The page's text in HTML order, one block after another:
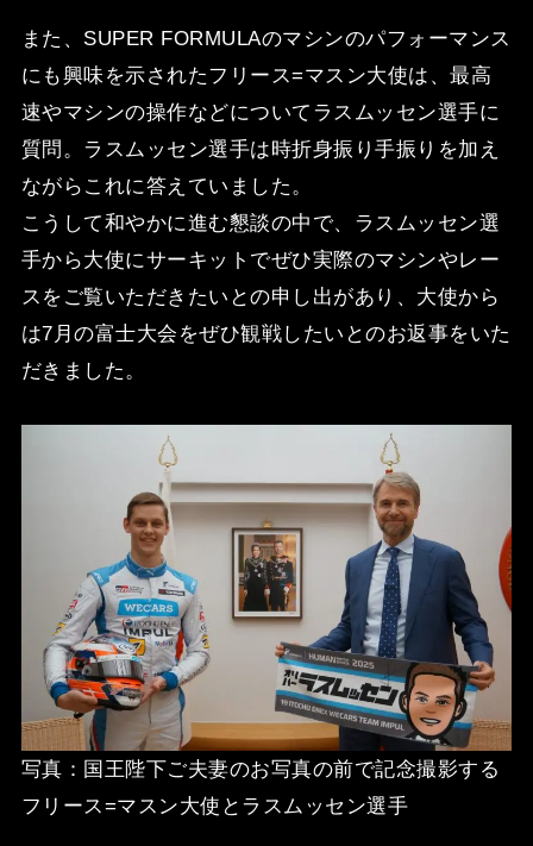
また、SUPER FORMULAのマシンのパフォーマンス
にも興味を示されたフリース=マスン大使は、最高
速やマシンの操作などについてラスムッセン選手に
質問。ラスムッセン選手は時折身振り手振りを加え
ながらこれに答えていました。
こうして和やかに進む懇談の中で、ラスムッセン選
手から大使にサーキットでぜひ実際のマシンやレー
スをご覧いただきたいとの申し出があり、大使から
は7月の富士大会をぜひ観戦したいとのお返事をいた
だきました。
写真：国王陛下ご夫妻のお写真の前で記念撮影する
フリース=マスン大使とラスムッセン選手